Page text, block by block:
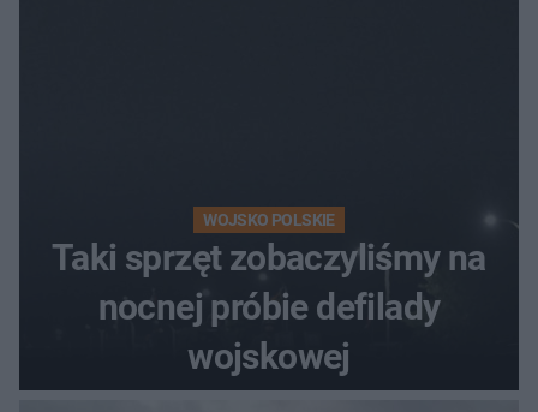
WOJSKO POLSKIE
Taki sprzęt zobaczyliśmy na
nocnej próbie defilady
wojskowej